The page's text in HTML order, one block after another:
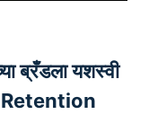
ब्रँडला यशस्वी